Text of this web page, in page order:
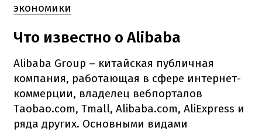
экономики
Что известно о Alibaba
Alibaba Group – китайская публичная
компания, работающая в сфере интернет-
коммерции, владелец вебпорталов
Taobao.com, Tmall, Alibaba.com, AliExpress и
ряда других. Основными видами